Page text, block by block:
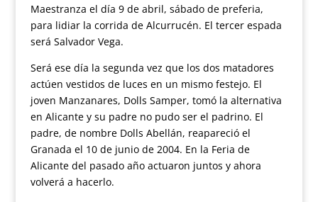
Maestranza el día 9 de abril, sábado de preferia,
para lidiar la corrida de Alcurrucén. El tercer espada
será Salvador Vega.
Será ese día la segunda vez que los dos matadores
actúen vestidos de luces en un mismo festejo. El
joven Manzanares, Dolls Samper, tomó la alternativa
en Alicante y su padre no pudo ser el padrino. El
padre, de nombre Dolls Abellán, reapareció el
Granada el 10 de junio de 2004. En la Feria de
Alicante del pasado año actuaron juntos y ahora
volverá a hacerlo.